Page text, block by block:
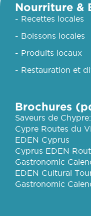
Nourriture &
- Recettes locales
- Boissons locales
- Produits locaux
- Restauration et
Brochures
Saveurs de
Cypre Routes du
EDEN Cyprus
Cyprus EDEN
Gastronomic
EDEN Cultural
Gastronomic